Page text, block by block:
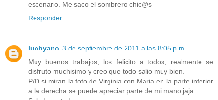
escenario. Me saco el sombrero chic@s
Responder
luchyano 3 de septiembre de 2011 a las 8:05 p.m.
Muy buenos trabajos, los felicito a todos, realmente se
disfruto muchisimo y creo que todo salio muy bien.
P/D si miran la foto de Virginia con Maria en la parte inferior
a la derecha se puede apreciar parte de mi mano jaja.